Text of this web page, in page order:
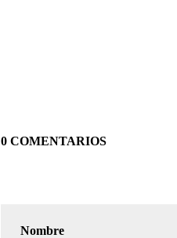
0 COMENTARIOS
Nombre